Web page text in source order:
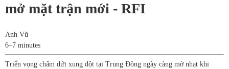
mở mặt trận mới - RFI
Anh Vũ
6–7 minutes
Triển vọng chấm dứt xung đột tại Trung Đông ngày càng mờ nhạt khi